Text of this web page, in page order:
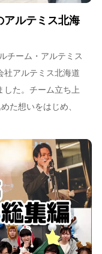
アルテミス北海
チーム・アルテミス
社アルテミス北海道
した。チーム立ち上
た想いをはじめ、
ています。